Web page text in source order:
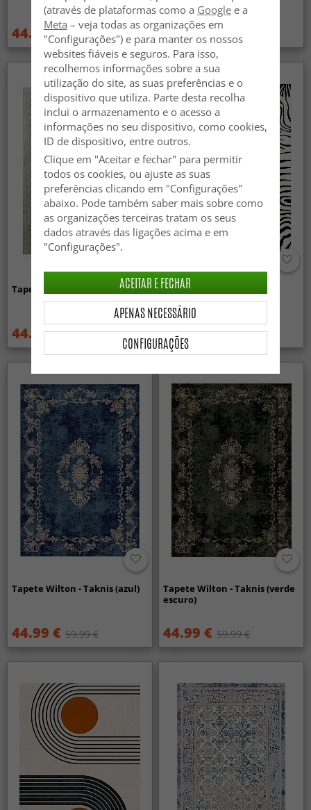
44.99 € 59.99 € 44.99 € 59.99 €
Tapete Wilton - Mateur (bege)
44.99 € 59.99 €
Tapete Wilton - Zebra
(preto/branco)
44.99 € 59.99 €
Tapete Wilton - Taknis (azul)
44.99 € 59.99 €
Tapete Wilton - Taknis (verde
escuro)
44.99 € 59.99 €
(através de plataformas como a Googlee a
Meta – veja todas as organizações em
"Configurações") e para manter os nossos
websites fiáveis e seguros. Para isso,
recolhemos informações sobre a sua
utilização do site, as suas preferências e o
dispositivo que utiliza. Parte desta recolha
inclui o armazenamento e o acesso a
informações no seu dispositivo, como cookies,
ID de dispositivo, entre outros.
Clique em "Aceitar e fechar" para permitir
todos os cookies, ou ajuste as suas
preferências clicando em "Configurações"
abaixo. Pode também saber mais sobre como
as organizações terceiras tratam os seus
dados através das ligações acima e em
"Configurações".
CONFIGURAÇÕES
APENAS NECESSÁRIO
ACEITAR E FECHAR